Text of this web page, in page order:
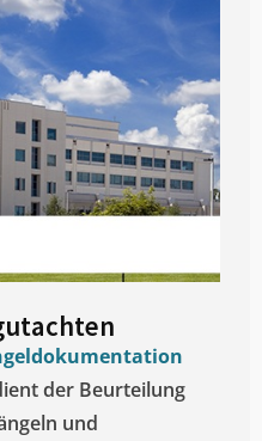
der Beurteilung
und